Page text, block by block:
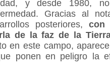
y desde 1980,
Gracias al
posteriores, con
de la faz de la
en este campo,
ponen en peligro la